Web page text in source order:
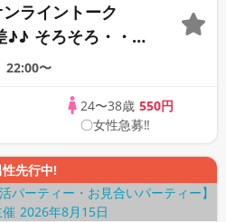
ライントーク
そろそろ・・・
♪☆カジュアルな
22:00〜
24〜38歳 550円
〇女性急募‼
性先行中!